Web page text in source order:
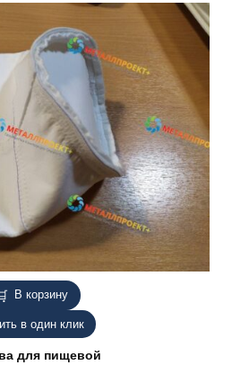
В корзину
в один клик
для пищевой